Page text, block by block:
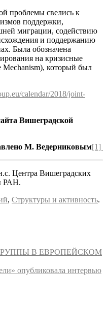
проблемы свелись к
поддержки,
миграции, содействию
и поддержанию
Была обозначена
на кризисные
Mechanism), который был
calendar/2018/joint-
Вишеградской
М. Ведерниковым[1]
Центра Вишеградских
РАН.
, Структуры и активность.
В ЕВРОПЕЙСКОМ
опубликовала интервью